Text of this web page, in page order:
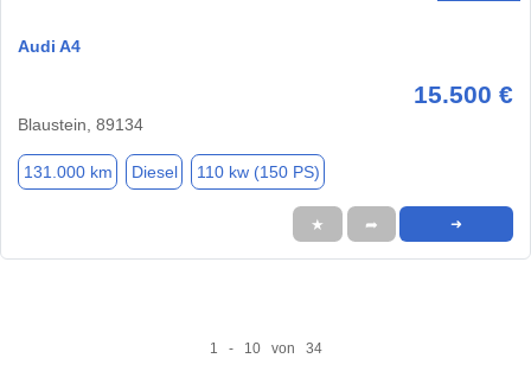
Audi A4
15.500 €
Blaustein, 89134
131.000 km Diesel 110 kw (150 PS)
★ ➦ ➜
1 - 10 von 34